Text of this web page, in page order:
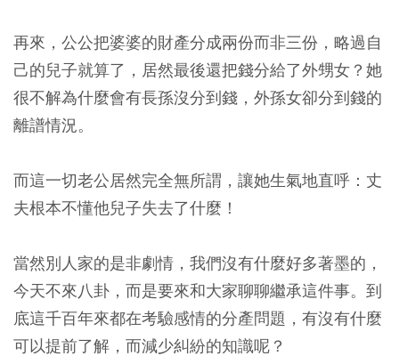
再來，公公把婆婆的財產分成兩份而非三份，略過自
己的兒子就算了，居然最後還把錢分給了外甥女？她
很不解為什麼會有長孫沒分到錢，外孫女卻分到錢的
離譜情況。
而這一切老公居然完全無所謂，讓她生氣地直呼：丈
夫根本不懂他兒子失去了什麼！
當然別人家的是非劇情，我們沒有什麼好多著墨的，
今天不來八卦，而是要來和大家聊聊繼承這件事。到
底這千百年來都在考驗感情的分產問題，有沒有什麼
可以提前了解，而減少糾紛的知識呢？